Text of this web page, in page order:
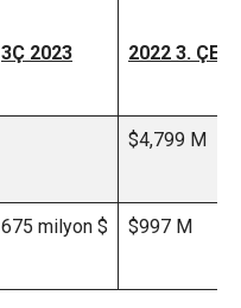
3Ç 2023 2022 3.
$4,799 M
675 milyon $ $997 M